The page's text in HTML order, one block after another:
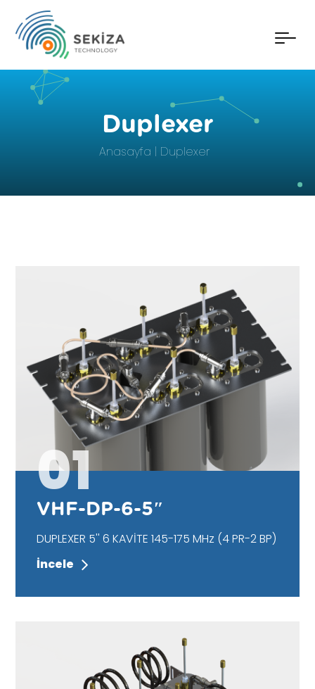
Duplexer
Anasayfa Duplexer
01
VHF-DP-6-5″
DUPLEXER 5'' 6 KAVİTE 145-175 MHz (4 PR-2 BP)
İncele